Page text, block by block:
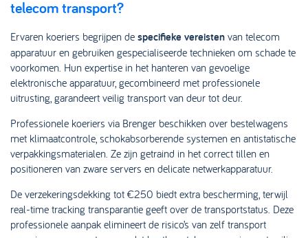
telecom transport?
Ervaren koeriers begrijpen de specifieke vereisten van telecom
apparatuur en gebruiken gespecialiseerde technieken om schade te
voorkomen. Hun expertise in het hanteren van gevoelige
elektronische apparatuur, gecombineerd met professionele
uitrusting, garandeert veilig transport van deur tot deur.
Professionele koeriers via Brenger beschikken over bestelwagens
met klimaatcontrole, schokabsorberende systemen en antistatische
verpakkingsmaterialen. Ze zijn getraind in het correct tillen en
positioneren van zware servers en delicate netwerkapparatuur.
De verzekeringsdekking tot €250 biedt extra bescherming, terwijl
real-time tracking transparantie geeft over de transportstatus. Deze
professionele aanpak elimineert de risico’s van zelf transport